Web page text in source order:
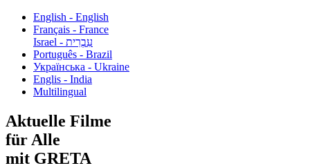
English - English
Français - France
עִבְרִית - Israel
Português - Brazil
Українська - Ukraine
Englis - India
Multilingual
Aktuelle Filme
für Alle
mit GRETA